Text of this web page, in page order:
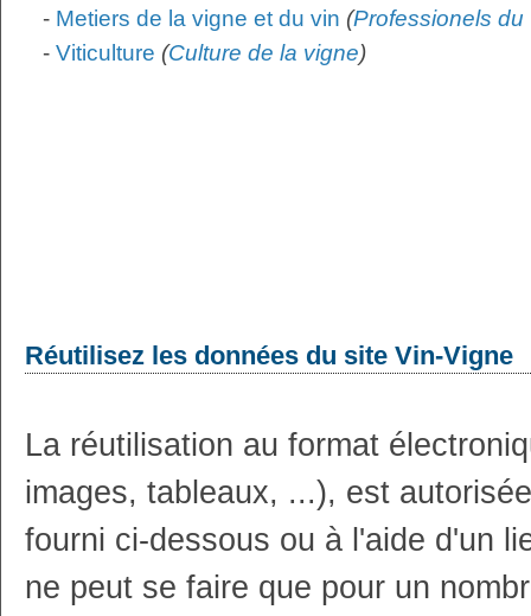
- Metiers de la vigne et du vin (Professionels du
- Viticulture (Culture de la vigne)
Réutilisez les données du site Vin-Vigne
La réutilisation au format
images, tableaux, ...), est
fourni ci-dessous ou à l'aide d'un
ne peut se faire que pour un